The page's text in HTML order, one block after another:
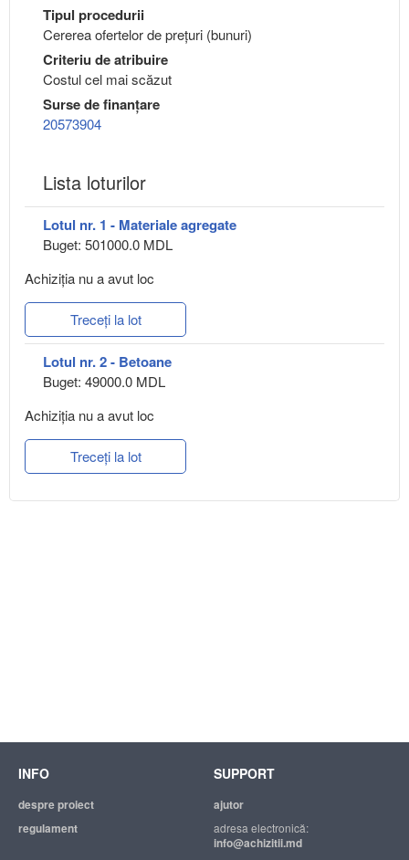
Tipul procedurii
Cererea ofertelor de prețuri (bunuri)
Criteriu de atribuire
Costul cel mai scăzut
Surse de finanțare
20573904
Lista loturilor
Lotul nr. 1 - Materiale agregate
Buget: 501000.0 MDL
Achiziţia nu a avut loc
Treceți la lot
Lotul nr. 2 - Betoane
Buget: 49000.0 MDL
Achiziţia nu a avut loc
Treceți la lot
INFO
despre proiect
regulament
SUPPORT
ajutor
adresa electronică:
info@achizitii.md